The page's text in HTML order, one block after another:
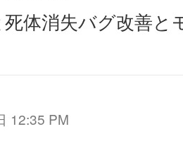
死体消失バグ改善と
12:35 PM